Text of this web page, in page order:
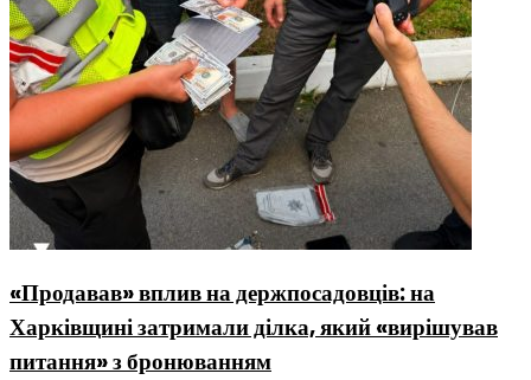
«Продавав» вплив на держпосадовців: на
Харківщині затримали ділка, який «вирішував
питання» з бронюванням